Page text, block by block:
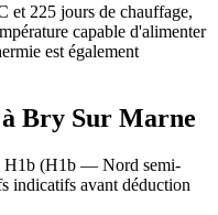
et 225 jours de chauffage,
capable d'alimenter
est également
Bry Sur Marne
H1b (H1b — Nord semi-
indicatifs avant déduction